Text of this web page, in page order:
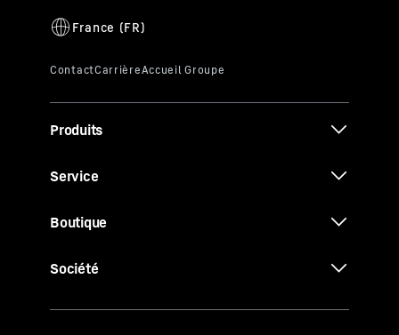
Produits
Service
Boutique
Société